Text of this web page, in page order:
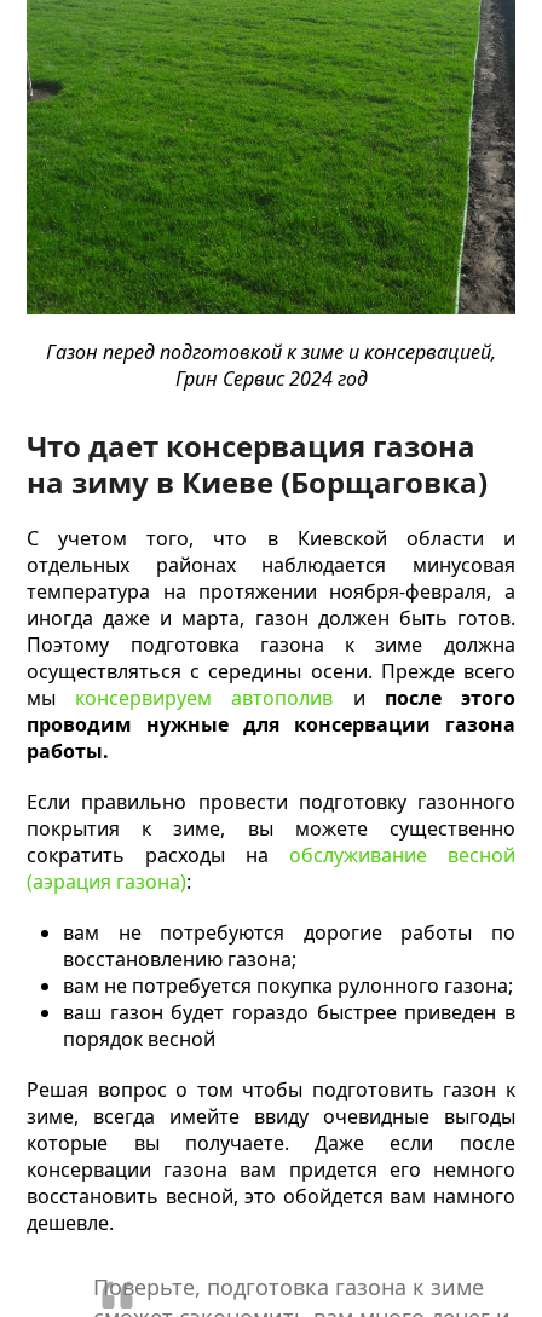
Газон перед подготовкой к зиме и консервацией,
Грин Сервис 2024 год
Что дает консервация газона
на зиму в Киеве (Борщаговка)
С учетом того, что в Киевской области и
отдельных районах наблюдается минусовая
температура на протяжении ноября-февраля, а
иногда даже и марта, газон должен быть готов.
Поэтому подготовка газона к зиме должна
осуществляться с середины осени. Прежде всего
мы консервируем автополив и после этого
проводим нужные для консервации газона
работы.
Если правильно провести подготовку газонного
покрытия к зиме, вы можете существенно
сократить расходы на обслуживание весной
(аэрация газона):
вам не потребуются дорогие работы по
восстановлению газона;
вам не потребуется покупка рулонного газона;
ваш газон будет гораздо быстрее приведен в
порядок весной
Решая вопрос о том чтобы подготовить газон к
зиме, всегда имейте ввиду очевидные выгоды
которые вы получаете. Даже если после
консервации газона вам придется его немного
восстановить весной, это обойдется вам намного
дешевле.
Поверьте, подготовка газона к зиме